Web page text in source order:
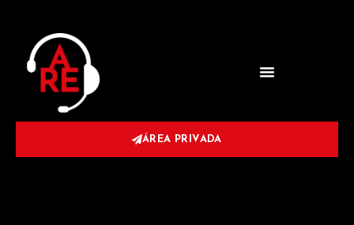
ÁREA PRIVADA